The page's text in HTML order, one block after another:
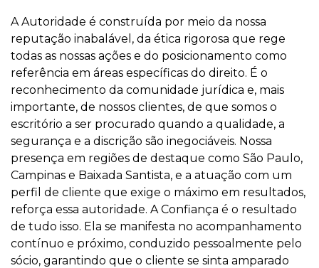
A Autoridade é construída por meio da nossa
reputação inabalável, da ética rigorosa que rege
todas as nossas ações e do posicionamento como
referência em áreas específicas do direito. É o
reconhecimento da comunidade jurídica e, mais
importante, de nossos clientes, de que somos o
escritório a ser procurado quando a qualidade, a
segurança e a discrição são inegociáveis. Nossa
presença em regiões de destaque como São Paulo,
Campinas e Baixada Santista, e a atuação com um
perfil de cliente que exige o máximo em resultados,
reforça essa autoridade. A Confiança é o resultado
de tudo isso. Ela se manifesta no acompanhamento
contínuo e próximo, conduzido pessoalmente pelo
sócio, garantindo que o cliente se sinta amparado